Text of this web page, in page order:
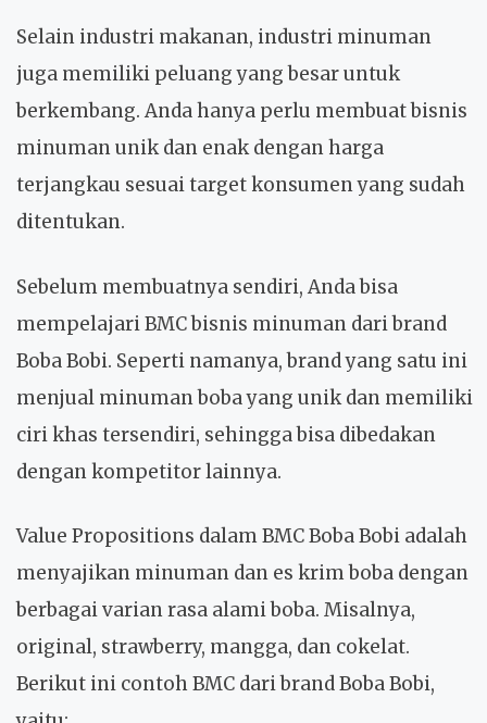
Selain industri makanan, industri minuman
juga memiliki peluang yang besar untuk
berkembang. Anda hanya perlu membuat bisnis
minuman unik dan enak dengan harga
terjangkau sesuai target konsumen yang sudah
ditentukan.
Sebelum membuatnya sendiri, Anda bisa
mempelajari BMC bisnis minuman dari brand
Boba Bobi. Seperti namanya, brand yang satu ini
menjual minuman boba yang unik dan memiliki
ciri khas tersendiri, sehingga bisa dibedakan
dengan kompetitor lainnya.
Value Propositions dalam BMC Boba Bobi adalah
menyajikan minuman dan es krim boba dengan
berbagai varian rasa alami boba. Misalnya,
original, strawberry, mangga, dan cokelat.
Berikut ini contoh BMC dari brand Boba Bobi,